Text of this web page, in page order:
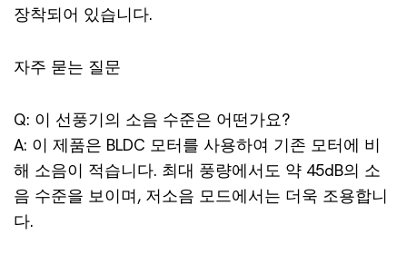
장착되어 있습니다.
자주 묻는 질문
Q: 이 선풍기의 소음 수준은 어떤가요?
A: 이 제품은 BLDC 모터를 사용하여 기존 모터에 비
해 소음이 적습니다. 최대 풍량에서도 약 45dB의 소
음 수준을 보이며, 저소음 모드에서는 더욱 조용합니
다.